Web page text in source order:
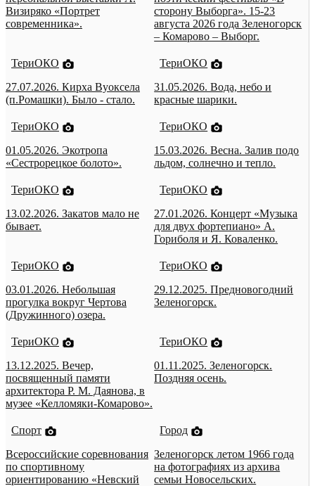
Визиряко «Портрет
современника».
сторону Выборга». 15-23
августа 2026 года Зеленогорск
– Комарово – Выборг.
ТериОКО
27.07.2026. Кирха Вуоксела
(п.Ромашки). Было - стало.
ТериОКО
31.05.2026. Вода, небо и
красные шарики.
ТериОКО
01.05.2026. Экотропа
«Сестрорецкое болото».
ТериОКО
15.03.2026. Весна. Залив подо
льдом, солнечно и тепло.
ТериОКО
13.02.2026. Закатов мало не
бывает.
ТериОКО
27.01.2026. Концерт «Музыка
для двух фортепиано» А.
Гориболя и Я. Коваленко.
ТериОКО
03.01.2026. Небольшая
прогулка вокруг Чертова
(Дружинного) озера.
ТериОКО
29.12.2025. Предновогодний
Зеленогорск.
ТериОКО
13.12.2025. Вечер,
посвященный памяти
архитектора Р. М. Даянова, в
музее «Келломяки-Комарово».
ТериОКО
01.11.2025. Зеленогорск.
Поздняя осень.
Спорт
Всероссийские соревнования
по спортивному
ориентированию «Невский
Город
Зеленогорск летом 1966 года
на фотографиях из архива
семьи Новосельских.